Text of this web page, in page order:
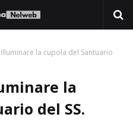
la cupola del Santuario
la
del SS.